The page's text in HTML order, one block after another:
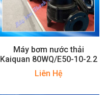
Máy bơm nước thải
Kaiquan 80WQ/E50-10-2.2
Liên Hệ